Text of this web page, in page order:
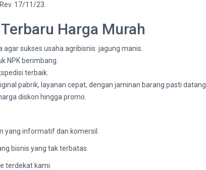
17/11/23.
Harga Murah
sukses usaha agribisnis jagung manis.
NPK berimbang.
terbaik.
pabrik, layanan cepat, dengan jaminan barang pasti datang.
diskon hingga promo.
yang informatif dan komersil.
bisnis yang tak terbatas.
terdekat kami.